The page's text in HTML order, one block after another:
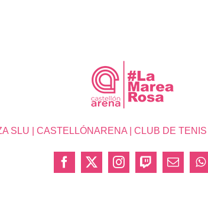
| CASTELLÓNARENA | CLUB DE
Facebook
X InstagramTwitchCorreo